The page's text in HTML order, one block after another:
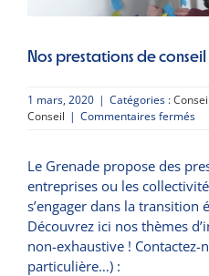
Nos prestations de conseil
1 mars, 2020 | Catégories :Conseil
Conseil | Commentaires ferméssur
de
Le Grenade propose des
entreprises ou les
s’engager dans la transition
Découvrez ici nos thèmes
non-exhaustive !
particulière…) :